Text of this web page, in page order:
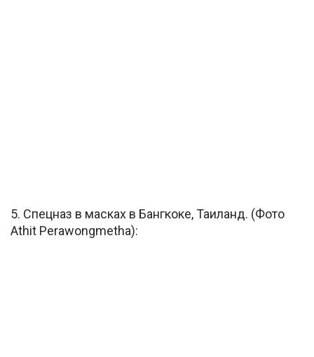
5. Спецназ в масках в Бангкоке, Таиланд. (Фото
Athit Perawongmetha):